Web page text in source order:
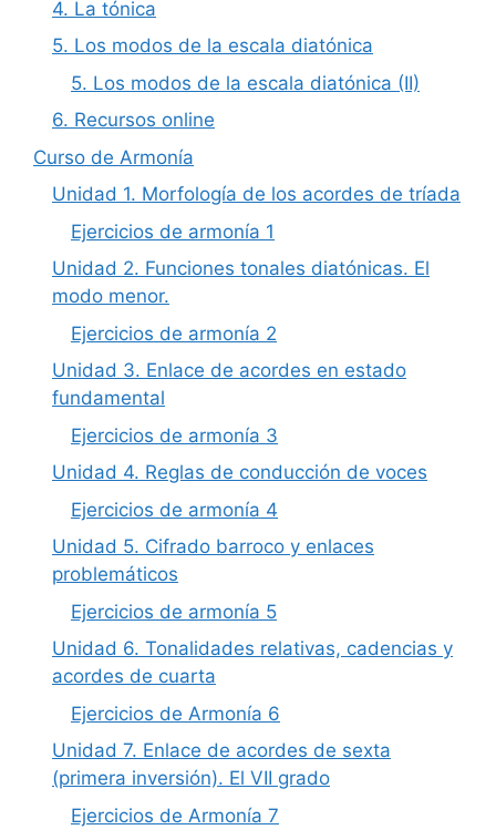
4. La tónica
5. Los modos de la escala diatónica
5. Los modos de la escala diatónica (II)
6. Recursos online
Curso de Armonía
Unidad 1. Morfología de los acordes de tríada
Ejercicios de armonía 1
Unidad 2. Funciones tonales diatónicas. El
modo menor.
Ejercicios de armonía 2
Unidad 3. Enlace de acordes en estado
fundamental
Ejercicios de armonía 3
Unidad 4. Reglas de conducción de voces
Ejercicios de armonía 4
Unidad 5. Cifrado barroco y enlaces
problemáticos
Ejercicios de armonía 5
Unidad 6. Tonalidades relativas, cadencias y
acordes de cuarta
Ejercicios de Armonía 6
Unidad 7. Enlace de acordes de sexta
(primera inversión). El VII grado
Ejercicios de Armonía 7